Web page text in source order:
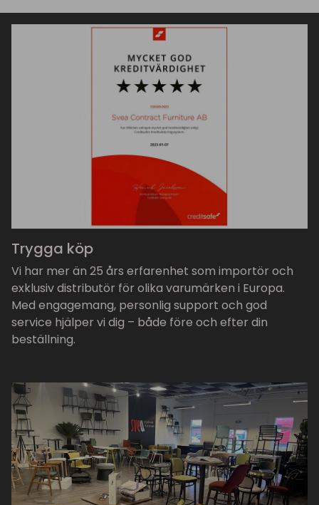
Trygga köp
Vi har mer än 25 års erfarenhet som importör och
exklusiv distributör för olika varumärken i Europa.
Med engagemang, personlig support och god
service hjälper vi dig – både före och efter din
beställning.